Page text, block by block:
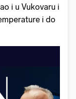
i u Vukovaru i
i do